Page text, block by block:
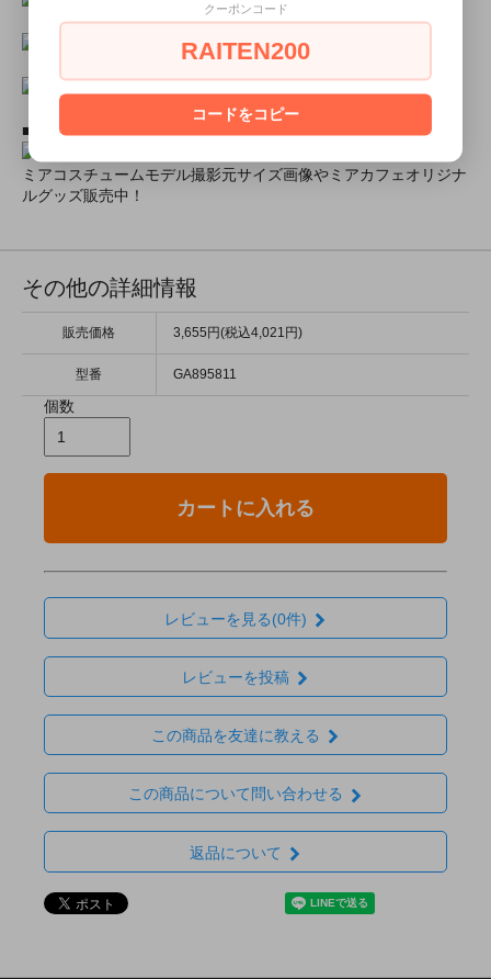
■ミアコスモデル＆カフェオリジナルグッズショップ■
ミアコスチュームモデル撮影元サイズ画像やミアカフェオリジナ
ルグッズ販売中！
その他の詳細情報
販売価格 3,655円(税込4,021円)
型番 GA895811
個数
カートに入れる
レビューを見る(0件)
レビューを投稿
この商品を友達に教える
この商品について問い合わせる
返品について
クーポンコード
RAITEN200
コードをコピー